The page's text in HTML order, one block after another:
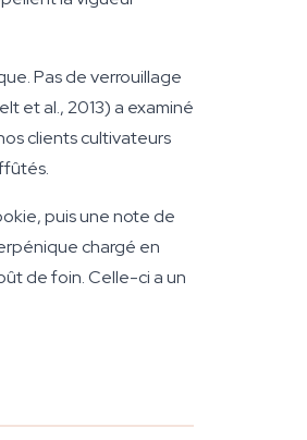
Pas de verrouillage
et al., 2013) a examiné
clients cultivateurs
puis une note de
chargé en
de foin. Celle-ci a un